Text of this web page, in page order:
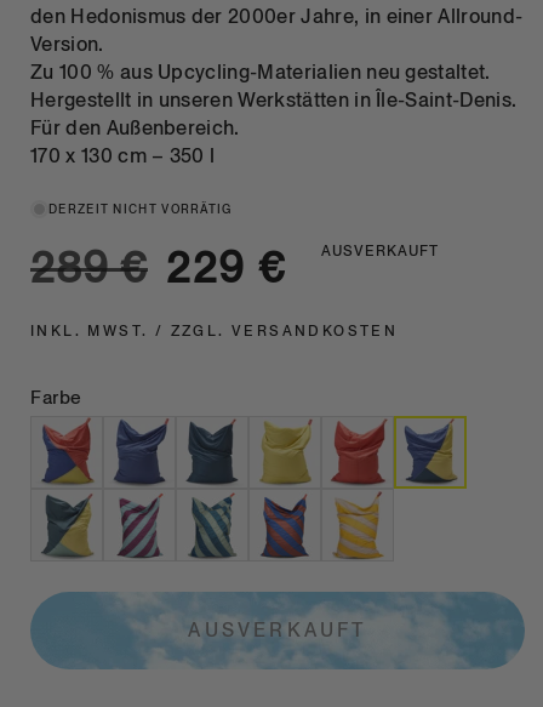
den Hedonismus der 2000er Jahre, in einer Allround-
Version.
Zu 100 % aus Upcycling-Materialien neu gestaltet.
Hergestellt in unseren Werkstätten in Île-Saint-Denis.
Für den Außenbereich.
170 x 130 cm – 350 l
DERZEIT NICHT VORRÄTIG
Normalpreis
289 € Aktionspreis
229 € AUSVERKAUFT
INKL. MWST. / ZZGL. VERSANDKOSTEN
Farbe
AUSVERKAUFT